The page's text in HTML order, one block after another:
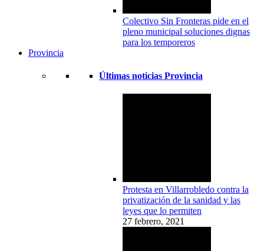
Colectivo Sin Fronteras pide en el
pleno municipal soluciones dignas
para los temporeros
Provincia
Últimas noticias Provincia
Protesta en Villarrobledo contra la
privatización de la sanidad y las
leyes que lo permiten
27 febrero, 2021